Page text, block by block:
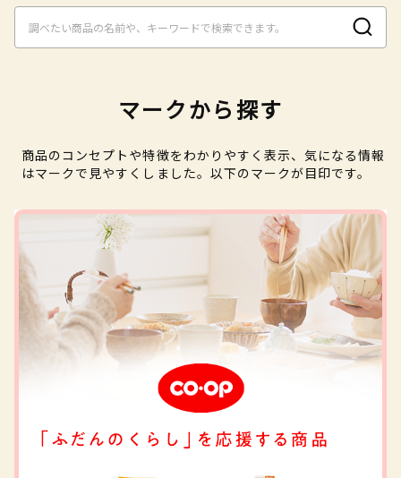
マークから探す
商品のコンセプトや特徴をわかりやすく表示、気になる情報
はマークで見やすくしました。以下のマークが目印です。